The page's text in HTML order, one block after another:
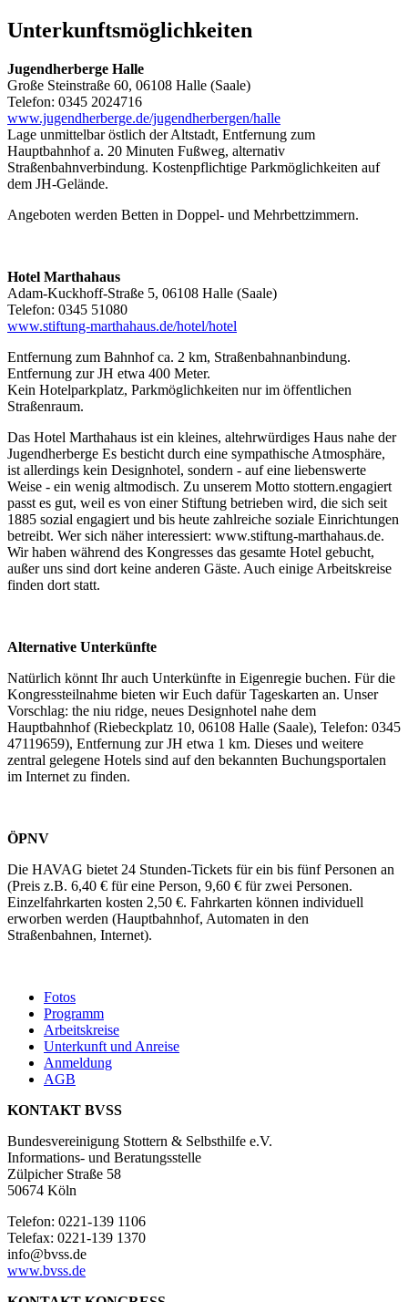
Unterkunftsmöglichkeiten
Jugendherberge Halle
Große Steinstraße 60, 06108 Halle (Saale)
Telefon: 0345 2024716
www.jugendherberge.de/jugendherbergen/halle
Lage unmittelbar östlich der Altstadt, Entfernung zum
Hauptbahnhof a. 20 Minuten Fußweg, alternativ
Straßenbahnverbindung. Kostenpflichtige Parkmöglichkeiten auf
dem JH-Gelände.
Angeboten werden Betten in Doppel- und Mehrbettzimmern.
Hotel Marthahaus
Adam-Kuckhoff-Straße 5, 06108 Halle (Saale)
Telefon: 0345 51080
www.stiftung-marthahaus.de/hotel/hotel
Entfernung zum Bahnhof ca. 2 km, Straßenbahnanbindung.
Entfernung zur JH etwa 400 Meter.
Kein Hotelparkplatz, Parkmöglichkeiten nur im öffentlichen
Straßenraum.
Das Hotel Marthahaus ist ein kleines, altehrwürdiges Haus nahe der
Jugendherberge Es besticht durch eine sympathische Atmosphäre,
ist allerdings kein Designhotel, sondern - auf eine liebenswerte
Weise - ein wenig altmodisch. Zu unserem Motto stottern.engagiert
passt es gut, weil es von einer Stiftung betrieben wird, die sich seit
1885 sozial engagiert und bis heute zahlreiche soziale Einrichtungen
betreibt. Wer sich näher interessiert: www.stiftung-marthahaus.de.
Wir haben während des Kongresses das gesamte Hotel gebucht,
außer uns sind dort keine anderen Gäste. Auch einige Arbeitskreise
finden dort statt.
Alternative Unterkünfte
Natürlich könnt Ihr auch Unterkünfte in Eigenregie buchen. Für die
Kongressteilnahme bieten wir Euch dafür Tageskarten an. Unser
Vorschlag: the niu ridge, neues Designhotel nahe dem
Hauptbahnhof (Riebeckplatz 10, 06108 Halle (Saale), Telefon: 0345
47119659), Entfernung zur JH etwa 1 km. Dieses und weitere
zentral gelegene Hotels sind auf den bekannten Buchungsportalen
im Internet zu finden.
ÖPNV
Die HAVAG bietet 24 Stunden-Tickets für ein bis fünf Personen an
(Preis z.B. 6,40 € für eine Person, 9,60 € für zwei Personen.
Einzelfahrkarten kosten 2,50 €. Fahrkarten können individuell
erworben werden (Hauptbahnhof, Automaten in den
Straßenbahnen, Internet).
Fotos
Programm
Arbeitskreise
Unterkunft und Anreise
Anmeldung
AGB
KONTAKT BVSS
Bundesvereinigung Stottern & Selbsthilfe e.V.
Informations- und Beratungsstelle
Zülpicher Straße 58
50674 Köln
Telefon: 0221-139 1106
Telefax: 0221-139 1370
info@bvss.de
www.bvss.de